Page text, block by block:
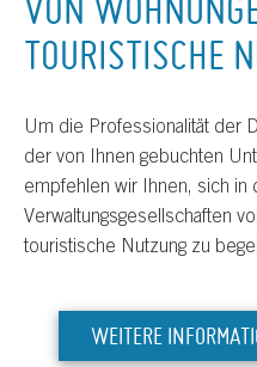
TOURISTISCHE
Um die Professionalität der
der von Ihnen gebuchten
empfehlen wir Ihnen, sich
Verwaltungsgesellschaften
touristische Nutzung zu
WEITERE